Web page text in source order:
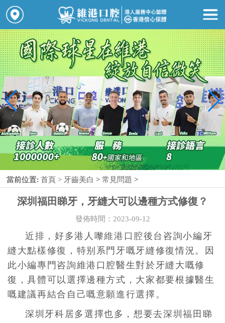
當前位置: 首頁 > 牙齒美白 >常見問題 >
深圳福田睇牙，牙縫大可以邊種方式修復？
發佈時間：2023-09-12
近排，好多港人嚟維港口腔後台咨詢小編牙
縫大點樣修復，特别系門牙嘅牙縫修復情況。因
此小編專門咨詢維港口腔醫生對於牙縫大嘅修
復，具體可以選擇邊種方式，大家都要根據醫生
嘅建議再結合自己嘅意願進行選擇。
深圳牙科居多選擇也多，想要去深圳福田睇